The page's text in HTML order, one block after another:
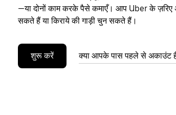
—या दोनों काम करके पैसे कमाएँ। आप Uber के ज़रिए
सकते हैं या किराये की गाड़ी चुन सकते हैं।
शुरू करें क्या आपके पास पहले से अकाउंट